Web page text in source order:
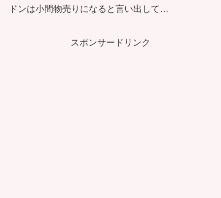
ドンは小間物売りになると言い出して…
スポンサードリンク